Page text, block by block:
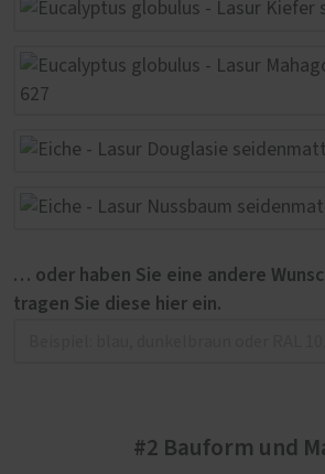
… oder haben Sie eine andere
tragen Sie diese hier ein.
#2 Bauform und